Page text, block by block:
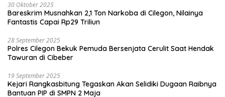
30 Oktober 2025
Bareskrim Musnahkan 2,1 Ton Narkoba di Cilegon, Nilainya
Fantastis Capai Rp29 Triliun
28 September 2025
Polres Cilegon Bekuk Pemuda Bersenjata Cerulit Saat Hendak
Tawuran di Cibeber
19 September 2025
Kejari Rangkasbitung Tegaskan Akan Selidiki Dugaan Raibnya
Bantuan PIP di SMPN 2 Maja